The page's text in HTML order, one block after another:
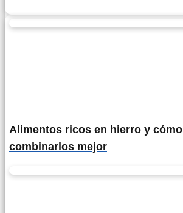
Alimentos ricos en hierro y cómo
combinarlos mejor